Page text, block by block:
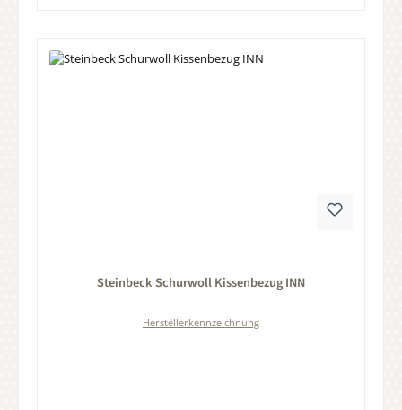
Steinbeck Schurwoll Kissenbezug INN
Herstellerkennzeichnung